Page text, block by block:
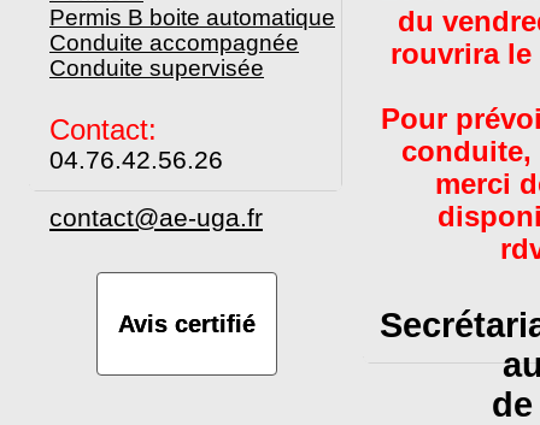
du
rouvrira le
Pour
conduite,
merci
Permis B boite automatique
Conduite accompagnée
Conduite supervisée
Contact:
04.76.42.56.26
contact@ae-uga.fr
Avis certifié